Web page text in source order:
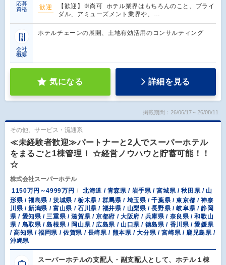
応募
資格
歓迎
【歓迎】※尚可 ホテル業界はもちろんのこと、ブライ
ダル、アミューズメント業界や、…
会社
概要
ホテルチェーンの展開、土地有効活用のコンサルティング
気になる 詳細を見る
掲載期間：26/06/17～26/08/11
その他、サービス・流通系
≪未経験者歓迎≫パートナーと2人でスーパーホテル
をまるごと1棟管理！ ☆経営ノウハウと貯蓄可能！！
☆
株式会社スーパーホテル
1150万円～4999万円
北海道 / 青森県 / 岩手県 / 宮城県 / 秋田県 / 山
形県 / 福島県 / 茨城県 / 栃木県 / 群馬県 / 埼玉県 / 千葉県 / 東京都 / 神奈
川県 / 新潟県 / 富山県 / 石川県 / 福井県 / 山梨県 / 長野県 / 岐阜県 / 静岡
県 / 愛知県 / 三重県 / 滋賀県 / 京都府 / 大阪府 / 兵庫県 / 奈良県 / 和歌山
県 / 鳥取県 / 島根県 / 岡山県 / 広島県 / 山口県 / 徳島県 / 香川県 / 愛媛県
/ 高知県 / 福岡県 / 佐賀県 / 長崎県 / 熊本県 / 大分県 / 宮崎県 / 鹿児島県 /
沖縄県
スーパーホテルの支配人・副支配人として、ホテル１棟